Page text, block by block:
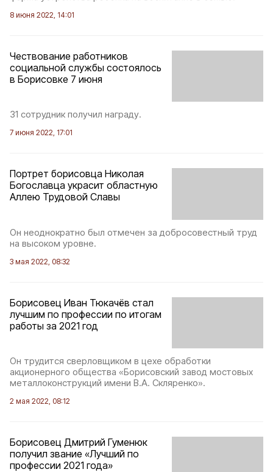
8 июня 2022, 14:01
Чествование работников
социальной службы состоялось
в Борисовке 7 июня
31 сотрудник получил награду.
7 июня 2022, 17:01
Портрет борисовца Николая
Богославца украсит областную
Аллею Трудовой Славы
Он неоднократно был отмечен за добросовестный труд
на высоком уровне.
3 мая 2022, 08:32
Борисовец Иван Тюкачёв стал
лучшим по профессии по итогам
работы за 2021 год
Он трудится сверловщиком в цехе обработки
акционерного общества «Борисовский завод мостовых
металлоконструкций имени В.А. Скляренко».
2 мая 2022, 08:12
Борисовец Дмитрий Гуменюк
получил звание «Лучший по
профессии 2021 года»